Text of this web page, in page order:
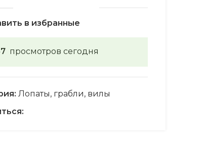
в избранные
просмотров сегодня
Лопаты, грабли, вилы